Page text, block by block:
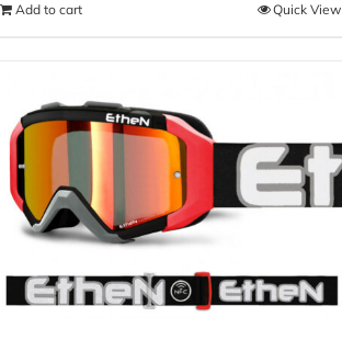
Add to cart Quick View